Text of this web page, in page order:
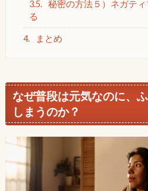
3.5. 秘密の方法５）ネガテ
る
4. まとめ
なぜ普段は元気なのに、
しまうのか？